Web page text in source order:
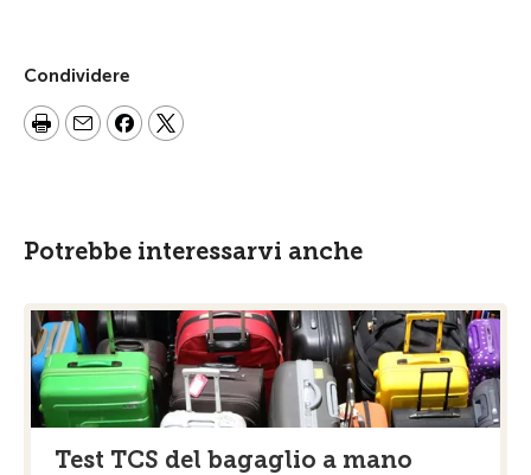
Condividere
Potrebbe interessarvi anche
Test TCS del bagaglio a mano